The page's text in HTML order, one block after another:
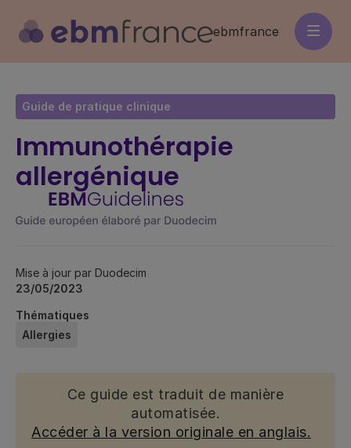
contenu
principal
ebmfrance
Guide de pratique clinique
Immunothérapie
allergénique
Mise à jour par Duodecim
23/05/2023
Thématiques
Allergies
Ce guide est traduit de manière
automatisée.
Accéder à la version originale en anglais.